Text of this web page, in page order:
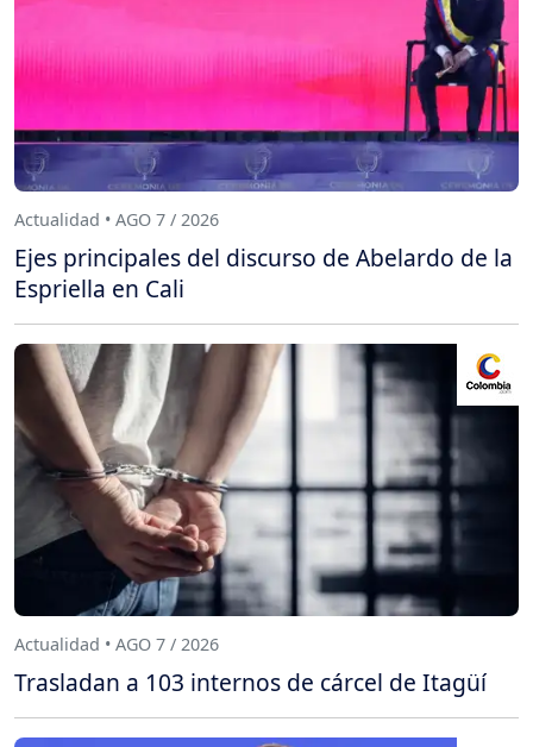
Actualidad • AGO 7 / 2026
Ejes principales del discurso de Abelardo de la
Espriella en Cali
Actualidad • AGO 7 / 2026
Trasladan a 103 internos de cárcel de Itagüí